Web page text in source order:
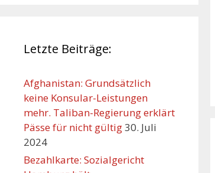
Letzte Beiträge:
Afghanistan: Grundsätzlich
keine Konsular-Leistungen
mehr. Taliban-Regierung erklärt
Pässe für nicht gültig30. Juli
2024
Bezahlkarte: Sozialgericht